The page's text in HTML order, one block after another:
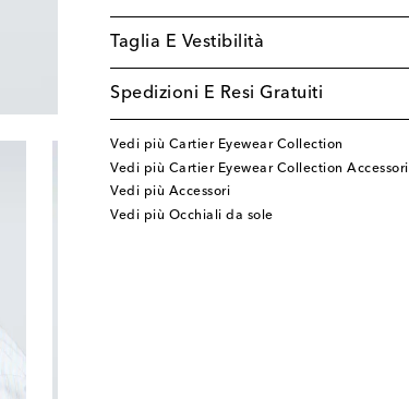
Taglia E Vestibilità
Spedizioni E Resi Gratuiti
Vedi più Cartier Eyewear Collection
Vedi più Cartier Eyewear Collection Accessori
Vedi più Accessori
Vedi più Occhiali da sole